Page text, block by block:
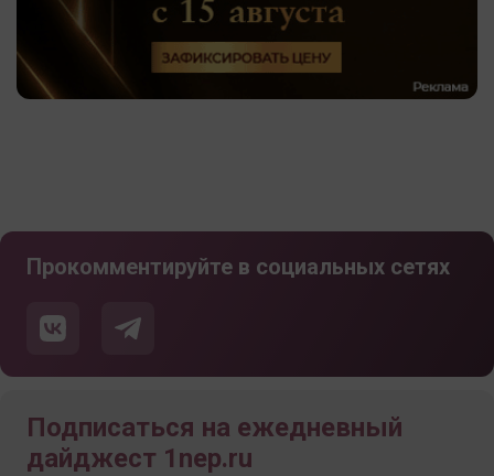
Прокомментируйте в социальных сетях
Подписаться на ежедневный
дайджест 1nep.ru